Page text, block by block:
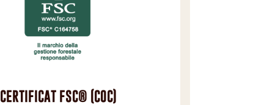
CERTIFICAT FSC® (COC)